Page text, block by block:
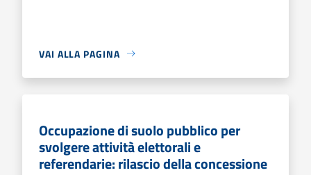
VAI ALLA PAGINA
Occupazione di suolo pubblico per
svolgere attività elettorali e
referendarie: rilascio della concessione